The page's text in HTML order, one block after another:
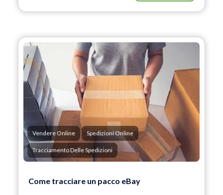
Vendere Online Spedizioni Online
Tracciamento Delle Spedizioni
Come tracciare un pacco eBay